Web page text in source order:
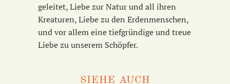
geleitet, Liebe zur Natur und all ihren
Kreaturen, Liebe zu den Erdenmenschen,
und vor allem eine tiefgründige und treue
Liebe zu unserem Schöpfer.
SIEHE AUCH